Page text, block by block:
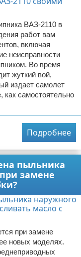
ВАЗ-2110 в
работ вам
включая
неисправности
Во время
жуткий вой,
издает самолет
как самостоятельно
Подробнее
пыльника
замене
при замене
новых моделях.